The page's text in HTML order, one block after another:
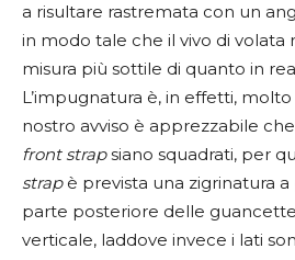
a risultare rastremata con un
in modo tale che il vivo di volata
misura più sottile di quanto in
L’impugnatura è, in effetti,
nostro avviso è apprezzabile che
front strapsiano squadrati, per
strap è prevista una zigrinatura
parte posteriore delle
verticale, laddove invece i lati